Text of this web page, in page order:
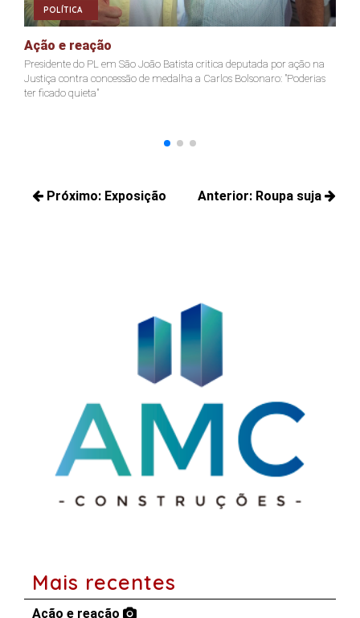
POLÍTICA
Ação e reação
Presidente do PL em São João Batista critica deputada por ação na
Justiça contra concessão de medalha a Carlos Bolsonaro: "Poderias
ter ficado quieta"
Navegação
Anterior: Roupa suja
Próximo: Exposição
Mais recentes
Ação e reação